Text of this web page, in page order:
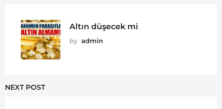
Altın düşecek mi
by admin
NEXT POST